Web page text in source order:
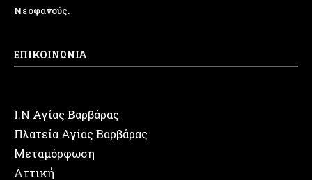
Νεοφανούς.
ΕΠΙΚΟΙΝΩΝΙΑ
Ι.Ν Αγίας Βαρβάρας
Πλατεία Αγίας Βαρβάρας
Μεταμόρφωση
Αττική